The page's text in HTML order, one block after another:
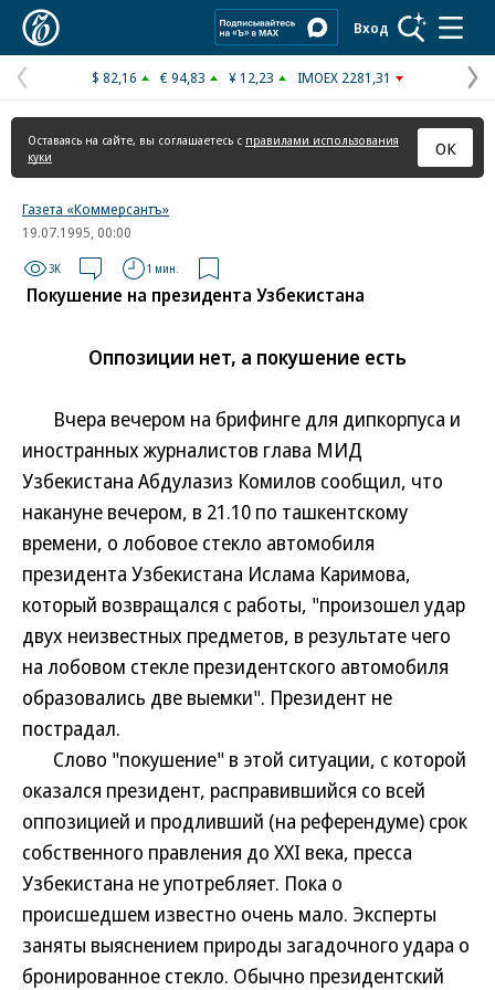
Вход
Предыдущая
страница
$ 82,16 € 94,83 ¥ 12,23 IMOEX 2281,31
Оставаясь на сайте, вы соглашаетесь с правилами использования
куки
ОК
Газета «Коммерсантъ»
19.07.1995, 00:00
3K 1 мин.
Покушение на президента Узбекистана
Оппозиции нет, а покушение есть
Вчера вечером на брифинге для дипкорпуса и
иностранных журналистов глава МИД
Узбекистана Абдулазиз Комилов сообщил, что
накануне вечером, в 21.10 по ташкентскому
времени, о лобовое стекло автомобиля
президента Узбекистана Ислама Каримова,
который возвращался с работы, "произошел удар
двух неизвестных предметов, в результате чего
на лобовом стекле президентского автомобиля
образовались две выемки". Президент не
пострадал.
Слово "покушение" в этой ситуации, с которой
оказался президент, расправившийся со всей
оппозицией и продливший (на референдуме) срок
собственного правления до XXI века, пресса
Узбекистана не употребляет. Пока о
происшедшем известно очень мало. Эксперты
заняты выяснением природы загадочного удара о
бронированное стекло. Обычно президентский